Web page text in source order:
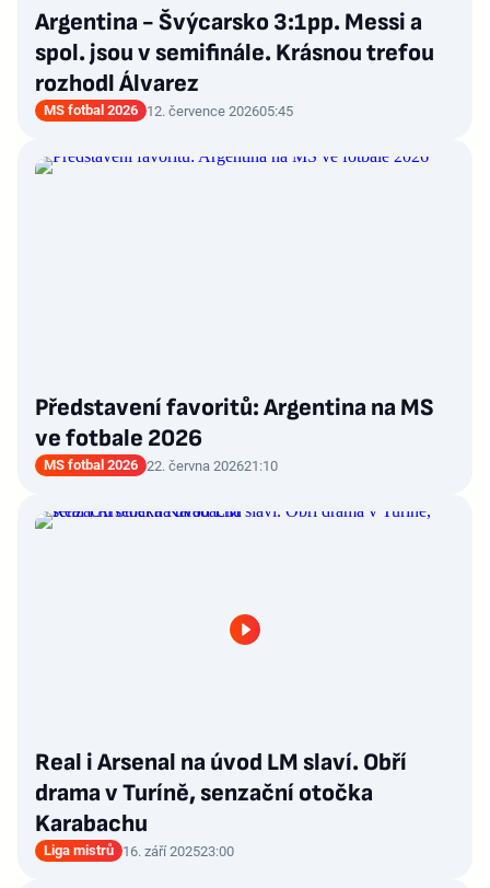
Argentina - Švýcarsko 3:1pp. Messi a
spol. jsou v semifinále. Krásnou trefou
rozhodl Álvarez
MS fotbal 2026 12. července 202605:45
Představení favoritů: Argentina na MS
ve fotbale 2026
MS fotbal 2026 22. června 202621:10
Real i Arsenal na úvod LM slaví. Obří
drama v Turíně, senzační otočka
Karabachu
Liga mistrů 16. září 202523:00